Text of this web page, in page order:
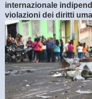
internazionale
violazioni dei diritti